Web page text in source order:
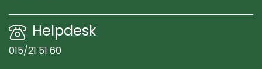
Helpdesk
015/21 51 60